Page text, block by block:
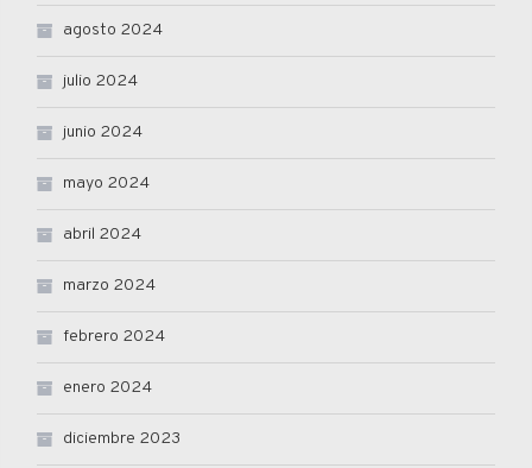
agosto 2024
julio 2024
junio 2024
mayo 2024
abril 2024
marzo 2024
febrero 2024
enero 2024
diciembre 2023